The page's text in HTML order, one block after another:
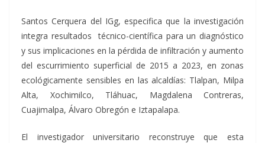
Santos Cerquera del IGg, especifica que la investigación
integra resultados técnico-científica para un diagnóstico
y sus implicaciones en la pérdida de infiltración y aumento
del escurrimiento superficial de 2015 a 2023, en zonas
ecológicamente sensibles en las alcaldías: Tlalpan, Milpa
Alta, Xochimilco, Tláhuac, Magdalena Contreras,
Cuajimalpa, Álvaro Obregón e Iztapalapa.
El investigador universitario reconstruye que esta